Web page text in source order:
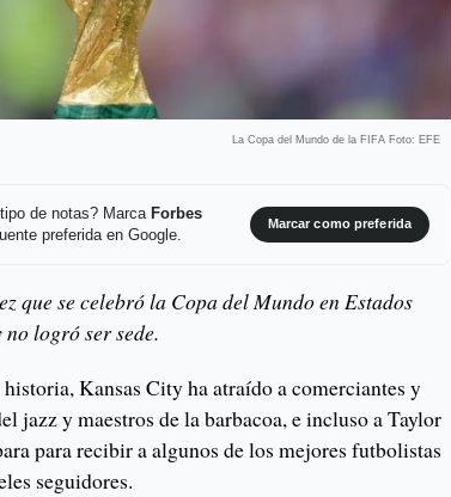
La Copa del Mundo de la FIFA Foto: EFE
de notas? Marca Forbes
preferida en Google.
Marcar como preferida
que se celebró la Copa del Mundo en Estados
logró ser sede.
Kansas City ha atraído a comerciantes y
jazz y maestros de la barbacoa, e incluso a Taylor
para recibir a algunos de los mejores futbolistas
seguidores.